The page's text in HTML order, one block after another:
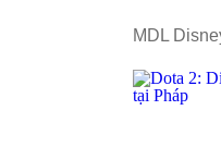
MDL